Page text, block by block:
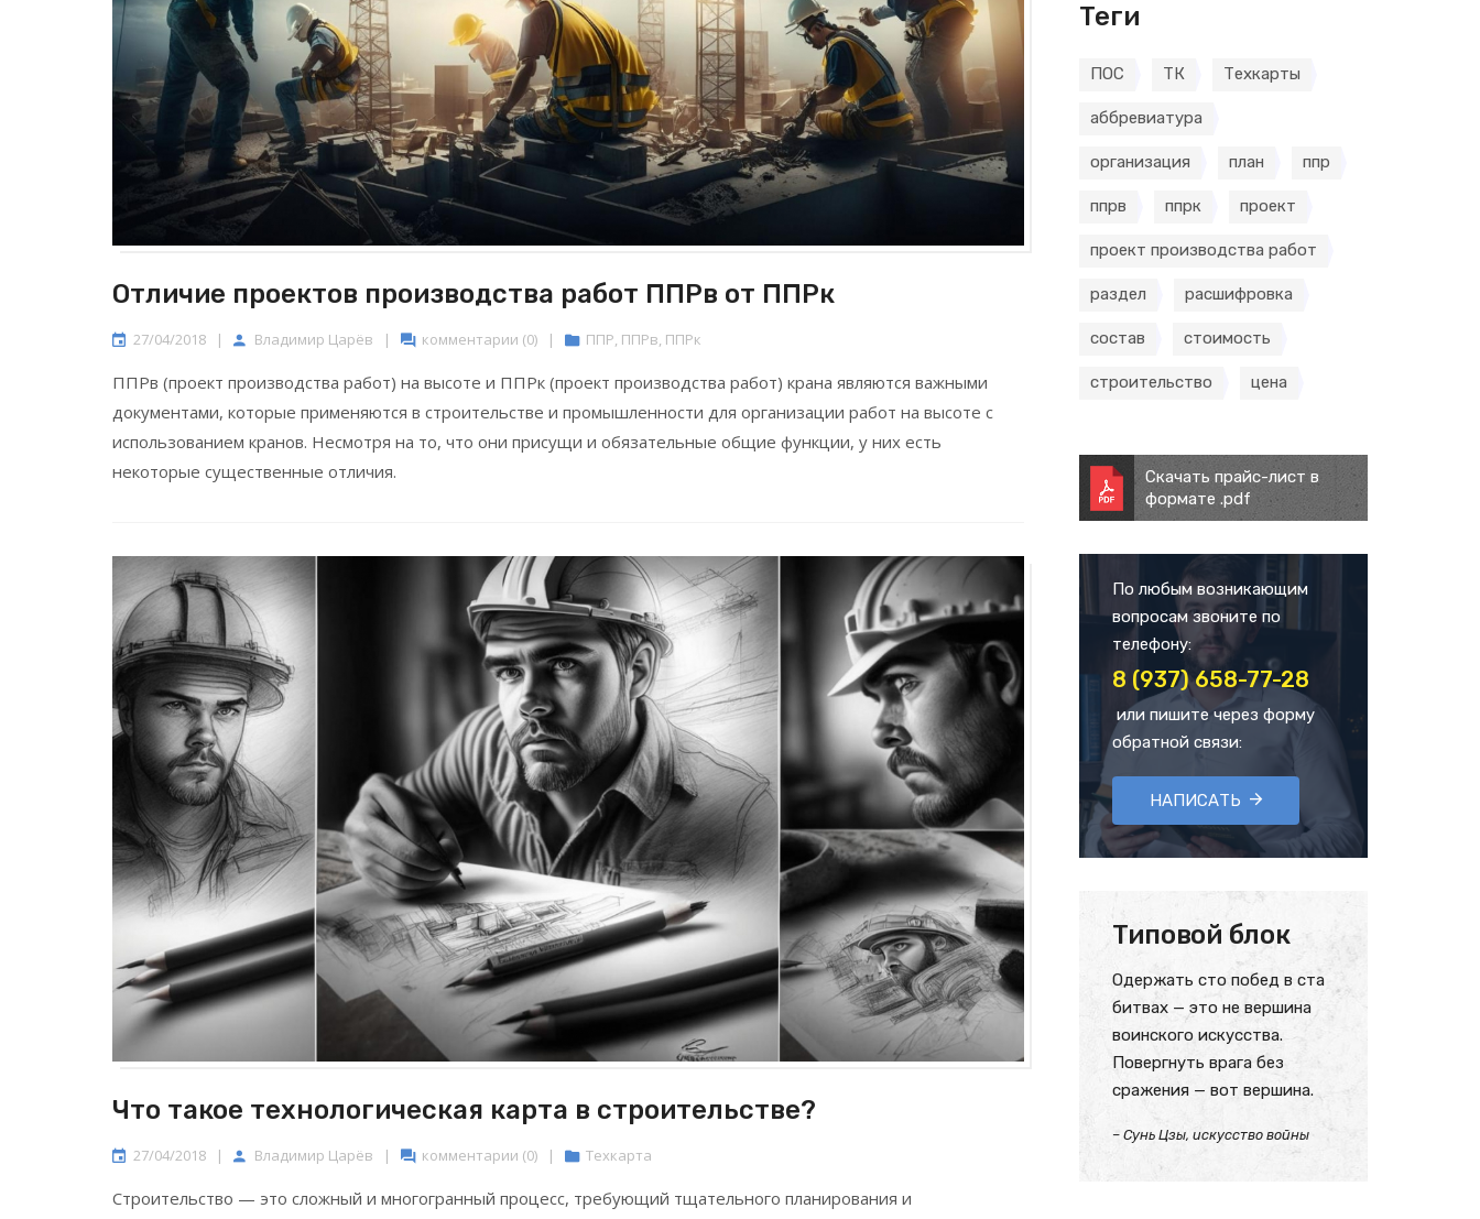
Отличие проектов производства работ ППРв от ППРк
27/04/2018 | Владимир Царёв | комментарии (0) | ППР ППРв ППРк
ППРв (проект производства работ) на высоте и ППРк (проект производства работ) крана являются важными
документами, которые применяются в строительстве и промышленности для организации работ на высоте с
использованием кранов. Несмотря на то, что они присущи и обязательные общие функции, у них есть
некоторые существенные отличия.
Что такое технологическая карта в строительстве?
27/04/2018 | Владимир Царёв | комментарии (0) | Техкарта
Строительство — это сложный и многогранный процесс, требующий тщательного планирования и
Теги
ПОС ТК Техкарты
аббревиатура
организация план ппр
ппрв ппрк проект
проект производства работ
раздел расшифровка
состав стоимость
строительство цена
Скачать прайс-лист в
формате .pdf
По любым возникающим
вопросам звоните по
телефону:
8 (937) 658-77-28
или пишите через форму
обратной связи:
НАПИСАТЬ
Типовой блок
Одержать сто побед в ста
битвах — это не вершина
воинского искусства.
Повергнуть врага без
сражения — вот вершина.
– Сунь Цзы, искусство войны